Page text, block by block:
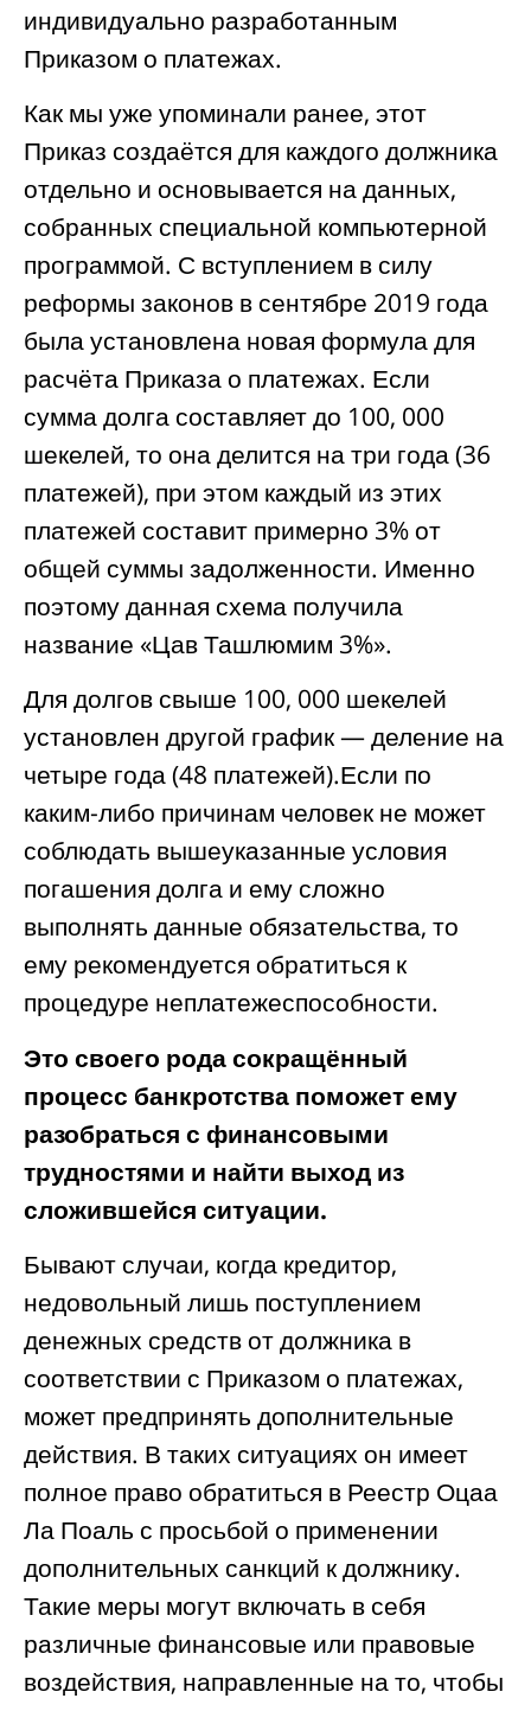
индивидуально разработанным
Приказом о платежах.
Как мы уже упоминали ранее, этот
Приказ создаётся для каждого должника
отдельно и основывается на данных,
собранных специальной компьютерной
программой. С вступлением в силу
реформы законов в сентябре 2019 года
была установлена новая формула для
расчёта Приказа о платежах. Если
сумма долга составляет до 100, 000
шекелей, то она делится на три года (36
платежей), при этом каждый из этих
платежей составит примерно 3% от
общей суммы задолженности. Именно
поэтому данная схема получила
название «Цав Ташлюмим 3%».
Для долгов свыше 100, 000 шекелей
установлен другой график — деление на
четыре года (48 платежей).Если по
каким-либо причинам человек не может
соблюдать вышеуказанные условия
погашения долга и ему сложно
выполнять данные обязательства, то
ему рекомендуется обратиться к
процедуре неплатежеспособности.
Это своего рода сокращённый
процесс банкротства поможет ему
разобраться с финансовыми
трудностями и найти выход из
сложившейся ситуации.
Бывают случаи, когда кредитор,
недовольный лишь поступлением
денежных средств от должника в
соответствии с Приказом о платежах,
может предпринять дополнительные
действия. В таких ситуациях он имеет
полное право обратиться в Реестр Оцаа
Ла Поаль с просьбой о применении
дополнительных санкций к должнику.
Такие меры могут включать в себя
различные финансовые или правовые
воздействия, направленные на то, чтобы